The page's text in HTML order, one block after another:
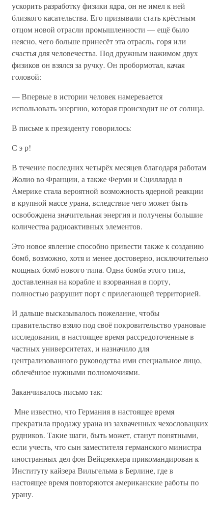
ускорить разработку физики ядра, он не имел к ней
близкого касательства. Его призывали стать крёстным
отцом новой отрасли промышленности — ещё было
неясно, чего больше принесёт эта отрасль, горя или
счастья для человечества. Под дружным нажимом двух
физиков он взялся за ручку. Он пробормотал, качая
головой:
— Впервые в истории человек намеревается
использовать энергию, которая происходит не от солнца.
В письме к президенту говорилось:
С э р!
В течение последних четырёх месяцев благодаря работам
Жолио во Франции, а также Ферми и Сцилларда в
Америке стала вероятной возможность ядерной реакции
в крупной массе урана, вследствие чего может быть
освобождена значительная энергия и получены большие
количества радиоактивных элементов.
Это новое явление способно привести также к созданию
бомб, возможно, хотя и менее достоверно, исключительно
мощных бомб нового типа. Одна бомба этого типа,
доставленная на корабле и взорванная в порту,
полностью разрушит порт с прилегающей территорией.
И дальше высказывалось пожелание, чтобы
правительство взяло под своё покровительство урановые
исследования, в настоящее время рассредоточенные в
частных университетах, и назначило для
централизованного руководства ими специальное лицо,
облечённое нужными полномочиями.
Заканчивалось письмо так:
Мне известно, что Германия в настоящее время
прекратила продажу урана из захваченных чехословацких
рудников. Такие шаги, быть может, станут понятными,
если учесть, что сын заместителя германского министра
иностранных дел фон Вейцзеккера прикомандирован к
Институту кайзера Вильгельма в Берлине, где в
настоящее время повторяются американские работы по
урану.